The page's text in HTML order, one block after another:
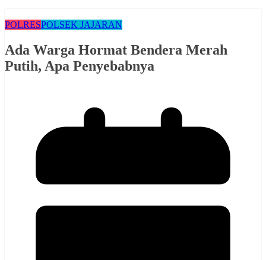
POLRESPOLSEK JAJARAN
Ada Warga Hormat Bendera Merah
Putih, Apa Penyebabnya